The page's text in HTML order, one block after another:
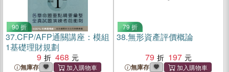
90 折
37.CFP/AFP通關講座：模組
1基礎理財規劃
9
468
無庫存
79 折
38.無形資產評價概論
79
197
無庫存